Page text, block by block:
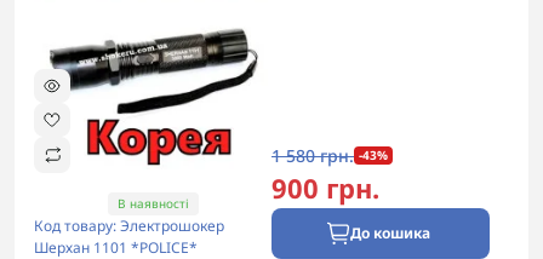
В наявності
Код товару: Электрошокер
Шерхан 1101 *POLICE*
1 580 грн. -43%
900 грн.
До кошика